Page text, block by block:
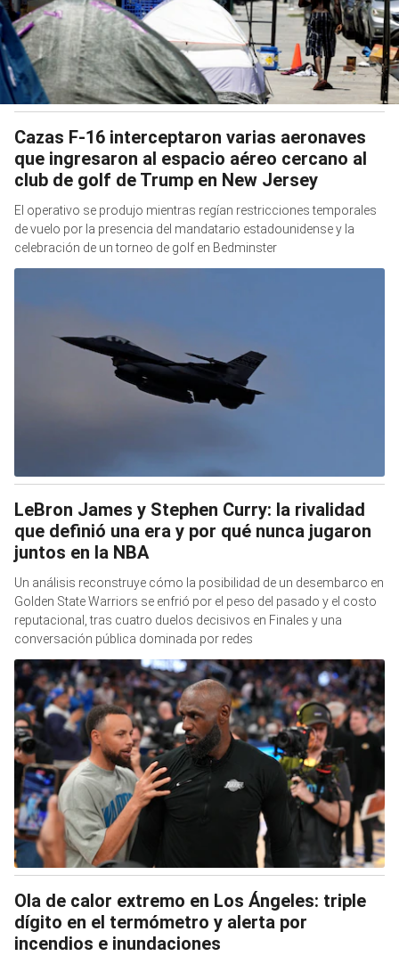
Cazas F-16 interceptaron varias aeronaves
que ingresaron al espacio aéreo cercano al
club de golf de Trump en New Jersey
El operativo se produjo mientras regían restricciones temporales
de vuelo por la presencia del mandatario estadounidense y la
celebración de un torneo de golf en Bedminster
LeBron James y Stephen Curry: la rivalidad
que definió una era y por qué nunca jugaron
juntos en la NBA
Un análisis reconstruye cómo la posibilidad de un desembarco en
Golden State Warriors se enfrió por el peso del pasado y el costo
reputacional, tras cuatro duelos decisivos en Finales y una
conversación pública dominada por redes
Ola de calor extremo en Los Ángeles: triple
dígito en el termómetro y alerta por
incendios e inundaciones